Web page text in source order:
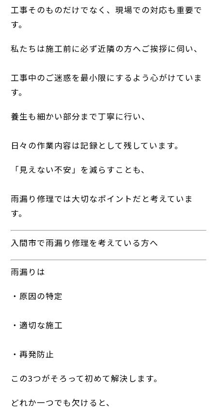
工事そのものだけでなく、現場での対応も重要で
す。
私たちは施工前に必ず近隣の方へご挨拶に伺い、
工事中のご迷惑を最小限にするよう心がけていま
す。
養生も細かい部分まで丁寧に行い、
日々の作業内容は記録として残しています。
「見えない不安」を減らすことも、
雨漏り修理では大切なポイントだと考えていま
す。
入間市で雨漏り修理を考えている方へ
雨漏りは
・原因の特定
・適切な施工
・再発防止
この3つがそろって初めて解決します。
どれか一つでも欠けると、